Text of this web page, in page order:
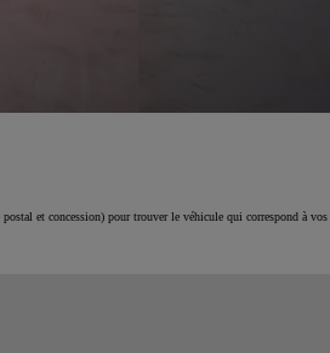
et concession) pour trouver le véhicule qui correspond à vos